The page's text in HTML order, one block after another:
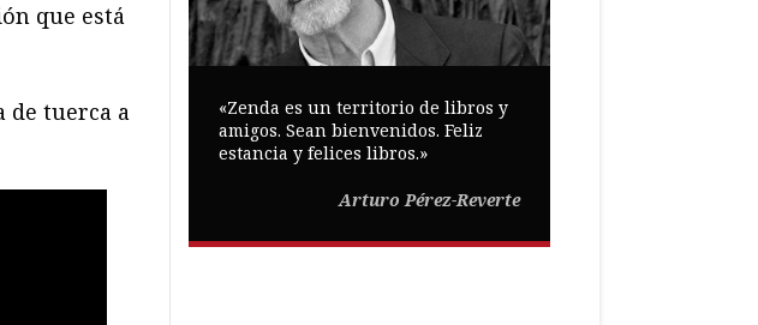
que está
de tuerca a
«Zenda es un territorio de libros y
amigos. Sean bienvenidos. Feliz
estancia y felices libros.»
Arturo Pérez-Reverte